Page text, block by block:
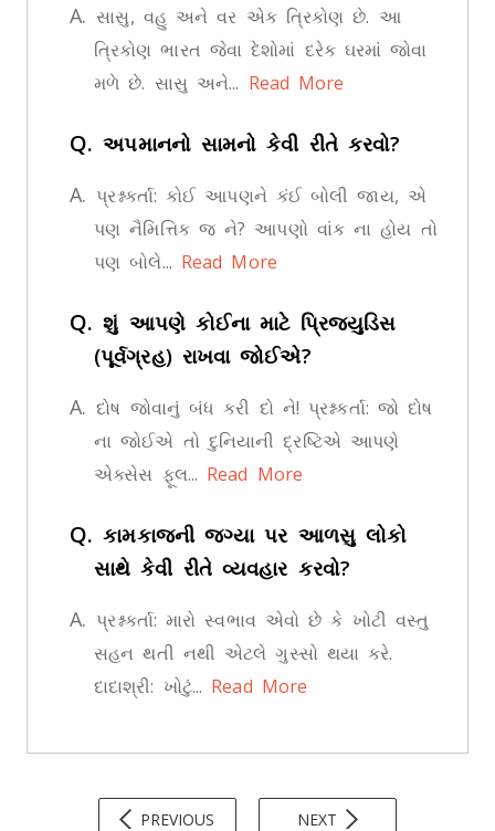
A.સાસુ, વહુ અને વર એક ત્રિકોણ છે. આ
ત્રિકોણ ભારત જેવા દેશોમાં દરેક ઘરમાં જોવા
મળે છે. સાસુ અને... Read More
Q.અપમાનનો સામનો કેવી રીતે કરવો?
A. પ્રશ્નકર્તા: કોઈ આપણને કંઈ બોલી જાય, એ
પણ નૈમિત્તિક જ ને? આપણો વાંક ના હોય તો
પણ બોલે... Read More
Q.શું આપણે કોઈના માટે પ્રિજ્યુડિસ
(પૂર્વગ્રહ) રાખવા જોઈએ?
A.દોષ જોવાનું બંધ કરી દો ને! પ્રશ્નકર્તા: જો દોષ
ના જોઈએ તો દુનિયાની દ્રષ્ટિએ આપણે
એક્સેસ ફૂલ... Read More
Q.કામકાજની જગ્યા પર આળસુ લોકો
સાથે કેવી રીતે વ્યવહાર કરવો?
A. પ્રશ્નકર્તા: મારો સ્વભાવ એવો છે કે ખોટી વસ્તુ
સહન થતી નથી એટલે ગુસ્સો થયા કરે.
દાદાશ્રી: ખોટું... Read More
PREVIOUS NEXT